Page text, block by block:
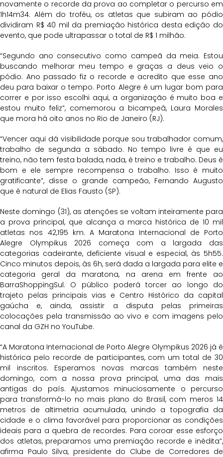
novamente o recorde da prova ao completar o percurso em
1h14m34. Além do troféu, os atletas que subiram ao pódio
dividiram R$ 40 mil da premiação histórica desta edição do
evento, que pode ultrapassar o total de R$ 1 milhão.
“Segundo ano consecutivo como campeã da meia. Estou
buscando melhorar meu tempo e graças a deus veio o
pódio. Ano passado fiz o recorde e acredito que esse ano
deu para baixar o tempo. Porto Alegre é um lugar bom para
correr e por isso escolhi aqui, a organização é muito boa e
estou muito feliz”, comemorou a bicampeã, Laura Morales
que mora há oito anos no Rio de Janeiro (RJ).
“Vencer aqui dá visibilidade porque sou trabalhador comum,
trabalho de segunda a sábado. No tempo livre é que eu
treino, não tem festa balada, nada, é treino e trabalho. Deus é
bom e ele sempre recompensa o trabalho. Isso é muito
gratificante”, disse o grande campeão, Fernando Augusto
que é natural de Elias Fausto (SP).
Neste domingo (31), as atenções se voltam inteiramente para
a prova principal, que alcança a marca histórica de 10 mil
atletas nos 42,195 km. A Maratona Internacional de Porto
Alegre Olympikus 2026 começa com a largada das
categorias cadeirante, deficiente visual e especial, às 5h55.
Cinco minutos depois, às 6h, será dada a largada para elite e
categoria geral da maratona, na arena em frente ao
BarraShoppingSul. O público poderá torcer ao longo do
trajeto pelas principais vias e Centro Histórico da capital
gaúcha e, ainda, assistir a disputa pelas primeiras
colocações pela transmissão ao vivo e com imagens pelo
canal da GZH no YouTube.
“A Maratona Internacional de Porto Alegre Olympikus 2026 já é
histórica pelo recorde de participantes, com um total de 30
mil inscritos. Esperamos novas marcas também neste
domingo, com a nossa prova principal, uma das mais
antigas do país. Ajustamos minuciosamente o percurso
para transformá-lo no mais plano do Brasil, com meros 14
metros de altimetria acumulada, unindo a topografia da
cidade e o clima favorável para proporcionar as condições
ideais para a quebra de recordes. Para coroar esse esforço
dos atletas, preparamos uma premiação recorde e inédita”,
afirma Paulo Silva, presidente do Clube de Corredores de